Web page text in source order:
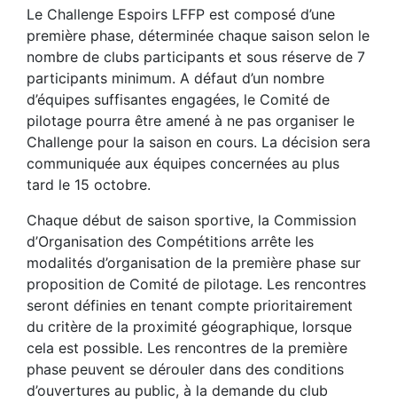
Le Challenge Espoirs LFFP est composé d’une
première phase, déterminée chaque saison selon le
nombre de clubs participants et sous réserve de 7
participants minimum. A défaut d’un nombre
d’équipes suffisantes engagées, le Comité de
pilotage pourra être amené à ne pas organiser le
Challenge pour la saison en cours. La décision sera
communiquée aux équipes concernées au plus
tard le 15 octobre.
Chaque début de saison sportive, la Commission
d’Organisation des Compétitions arrête les
modalités d’organisation de la première phase sur
proposition de Comité de pilotage. Les rencontres
seront définies en tenant compte prioritairement
du critère de la proximité géographique, lorsque
cela est possible. Les rencontres de la première
phase peuvent se dérouler dans des conditions
d’ouvertures au public, à la demande du club